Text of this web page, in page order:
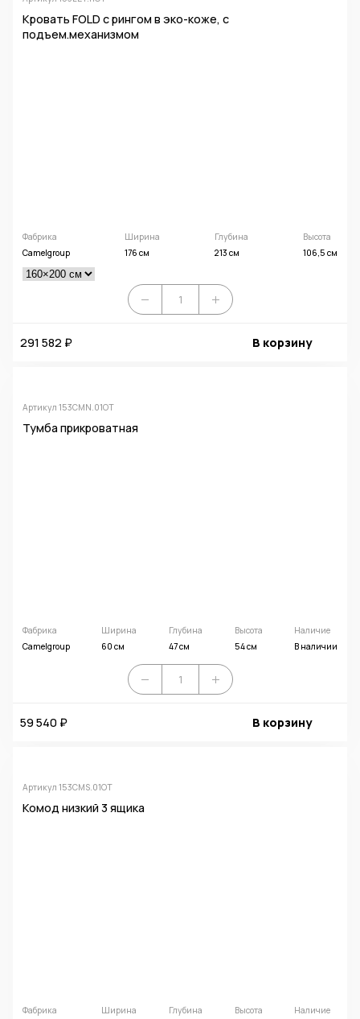
Кровать FOLD с рингом в эко-коже, с
подъем.механизмом
Фабрика
Camelgroup
Ширина
176 см
Глубина
213 см
Высота
106,5 см
291 582 ₽ В корзину
Артикул 153CMN.01OT
Тумба прикроватная
Фабрика
Camelgroup
Ширина
60 см
Глубина
47 см
Высота
54 см
Наличие
В наличии
59 540 ₽ В корзину
Артикул 153CMS.01OT
Комод низкий 3 ящика
Фабрика
Ширина
Глубина
Высота
Наличие